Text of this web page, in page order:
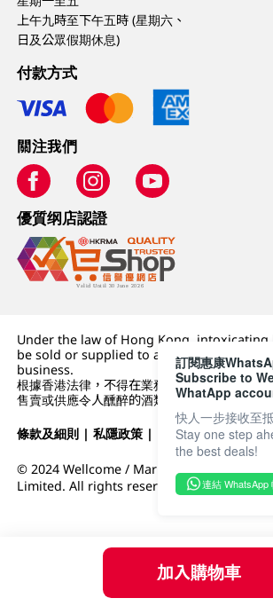
加入購物車
上午九時至下午五時 (星期六、
日及公眾假期休息)
付款方式
關注我們
優質纲店認證
Under the law of Hong Kong,
be sold or supplied to a minor (under 18)
business.
根據香港法律，不得在業務過程中，向未成年
售賣或供應令人醺醉的酒類。
條款及細則 |私隱政策 | DFI零售集團
© 2024 Wellcome / Market Place. The Dairy
Limited. All rights reserved.
訂閱惠康
Subscribe to
WhatApp
快人一步接收至
Stay one step
the best deals!
連結 WhatsApp